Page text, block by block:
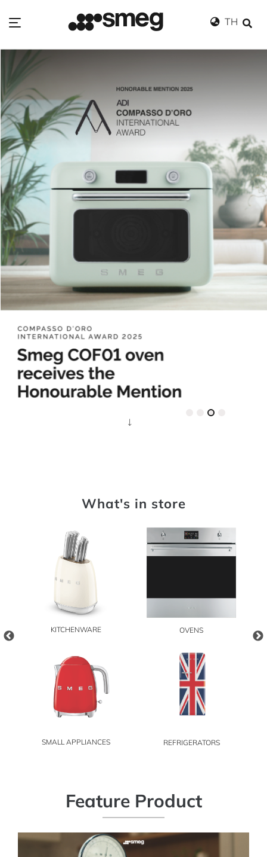
TH
Home
Wh at's in Store
Ca
talog
Ne
ws & Event
Store Locator
Sm
eg Exclusive
About Smeg
What's in store
KITCHENWARE
SMALL APPLIANCES
OVENS
REFRIGERATORS
Feature Product